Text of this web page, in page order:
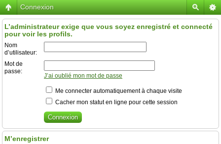
Connexion
L’administrateur exige que vous soyez enregistré et connecté
pour voir les profils.
Nom
d’utilisateur:
Mot de
passe:
J’ai oublié mon mot de passe
Me connecter automatiquement à chaque visite
Cacher mon statut en ligne pour cette session
M’enregistrer